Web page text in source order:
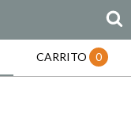
CARRITO 0